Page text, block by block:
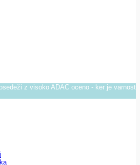
z visoko ADAC oceno - ker je varnost